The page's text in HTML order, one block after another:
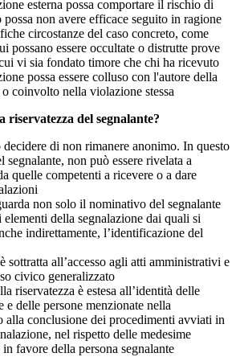
esterna possa comportare il rischio di
non avere efficace seguito in ragione
circostanze del caso concreto, come
possano essere occultate o distrutte prove
vi sia fondato timore che chi ha ricevuto
possa essere colluso con l'autore della
coinvolto nella violazione stessa
riservatezza del segnalante?
decidere di non rimanere anonimo. In questo
segnalante, non può essere rivelata a
quelle competenti a ricevere o a dare
non solo il nominativo del segnalante
della segnalazione dai quali si
indirettamente, l’identificazione del
sottratta all’accesso agli atti amministrativi e
civico generalizzato
riservatezza è estesa all’identità delle
e delle persone menzionate nella
alla conclusione dei procedimenti avviati in
nel rispetto delle medesime
favore della persona segnalante